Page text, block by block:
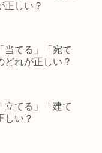
正しい？
てる」「宛て
どれが正しい？
てる」「建て
しい？